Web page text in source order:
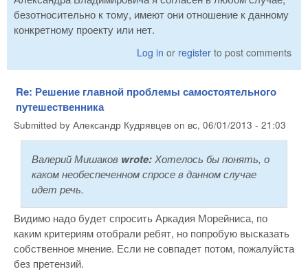
безотносительно к тому, имеют они отношение к данному
конкретному проекту или нет.
Log in or register to post comments
Re: Решение главной проблемы самостоятельного
путешественника
Submitted by Александр Кудрявцев on вс, 06/01/2013 - 21:03
Валерий Мишаков wrote: Хотелось бы понять, о
каком необеспеченном спросе в данном случае
идет речь.
Видимо надо будет спросить Аркадия Морейниса, по
каким критериям отобрали ребят, но попробую высказать
собственное мнение. Если не совпадет потом, пожалуйста
без претензий.